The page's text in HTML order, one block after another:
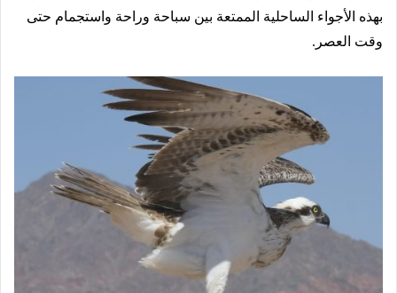
بهذه الأجواء الساحلية الممتعة بين سباحة وراحة واستجمام حتى
وقت العصر.